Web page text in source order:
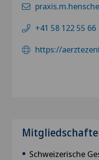
+41 58 122 55 66
https://
Schweizerische